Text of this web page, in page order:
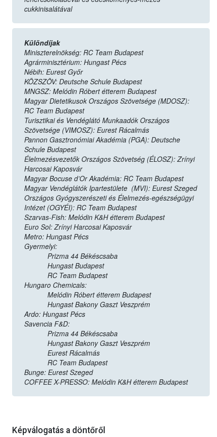
cukkinisalátával
Különdíjak
Miniszterelnökség: RC Team Budapest
Agrárminisztérium: Hungast Pécs
Nébih: Eurest Győr
KÖZSZÖV: Deutsche Schule Budapest
MNGSZ: Melódin Róbert étterem Budapest
Magyar Dietetikusok Országos Szövetsége (MDOSZ):
RC Team Budapest
Turisztikai és Vendéglátó Munkaadók Országos
Szövetsége (VIMOSZ): Eurest Rácalmás
Pannon Gasztronómiai Akadémia (PGA): Deutsche
Schule Budapest
Élelmezésvezetők Országos Szövetség (ÉLOSZ): Zrínyi
Harcosai Kaposvár
Magyar Bocuse d’Or Akadémia: RC Team Budapest
Magyar Vendéglátók Ipartestülete (MVI): Eurest Szeged
Országos Gyógyszerészeti és Élelmezés-egészségügyi
Intézet (OGYÉI): RC Team Budapest
Szarvas-Fish: Melódin K&H étterem Budapest
Euro Sol: Zrínyi Harcosai Kaposvár
Metro: Hungast Pécs
Gyermelyi:
Prizma 44 Békéscsaba
Hungast Budapest
RC Team Budapest
Hungaro Chemicals:
Melódin Róbert étterem Budapest
Hungast Bakony Gaszt Veszprém
Ardo: Hungast Pécs
Savencia F&D:
Prizma 44 Békéscsaba
Hungast Bakony Gaszt Veszprém
Eurest Rácalmás
RC Team Budapest
Bunge: Eurest Szeged
COFFEE X-PRESSO: Melódin K&H étterem Budapest
Képválogatás a döntőről